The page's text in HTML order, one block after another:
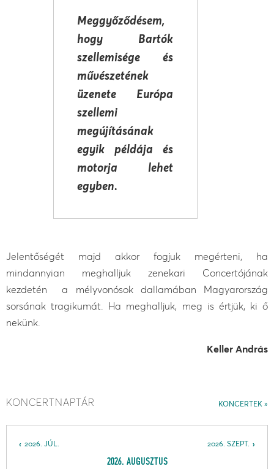
Meggyőződésem,
hogy Bartók
szellemisége és
művészetének
üzenete Európa
szellemi
megújításának
egyik példája és
motorja lehet
egyben.
Jelentőségét majd akkor fogjuk megérteni, ha
mindannyian meghalljuk zenekari Concertójának
kezdetén a mélyvonósok dallamában Magyarország
sorsának tragikumát. Ha meghalljuk, meg is értjük, ki ő
nekünk.
Keller András
KONCERTEK
KONCERTNAPTÁR
2026. SZEPT.
2026. JÚL.
2026. AUGUSZTUS